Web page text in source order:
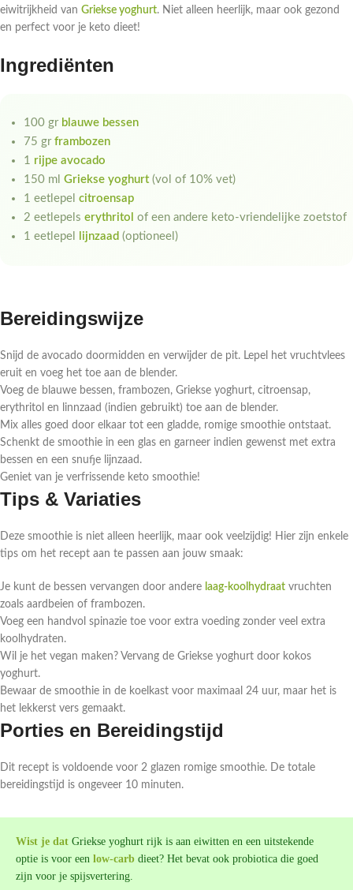
eiwitrijkheid van Griekse yoghurt. Niet alleen heerlijk, maar ook gezond
en perfect voor je keto dieet!
Ingrediënten
100 gr blauwe bessen
75 gr frambozen
1 rijpe avocado
150 ml Griekse yoghurt(vol of 10% vet)
1 eetlepel citroensap
2 eetlepels erythritol of een andere keto-vriendelijke zoetstof
1 eetlepel
lijnzaad (optioneel)
Bereidingswijze
Snijd de avocado doormidden en verwijder de pit. Lepel het vruchtvlees
eruit en voeg het toe aan de blender.
Voeg de blauwe bessen, frambozen, Griekse yoghurt, citroensap,
erythritol en linnzaad (indien gebruikt) toe aan de blender.
Mix alles goed door elkaar tot een gladde, romige smoothie ontstaat.
Schenkt de smoothie in een glas en garneer indien gewenst met extra
bessen en een snufje lijnzaad.
Geniet van je verfrissende keto smoothie!
Tips & Variaties
Deze smoothie is niet alleen heerlijk, maar ook veelzijdig! Hier zijn enkele
tips om het recept aan te passen aan jouw smaak:
Je kunt de bessen vervangen door andere laag-koolhydraat vruchten
zoals aardbeien of frambozen.
Voeg een handvol spinazie toe voor extra voeding zonder veel extra
koolhydraten.
Wil je het vegan maken? Vervang de Griekse yoghurt door kokos
yoghurt.
Bewaar de smoothie in de koelkast voor maximaal 24 uur, maar het is
het lekkerst vers gemaakt.
Porties en Bereidingstijd
Dit recept is voldoende voor 2 glazen romige smoothie. De totale
bereidingstijd is ongeveer 10 minuten.
Wist je dat Griekse yoghurt rijk is aan eiwitten en een uitstekende
optie is voor een low-carb dieet? Het bevat ook probiotica die goed
zijn voor je spijsvertering.